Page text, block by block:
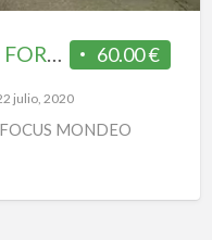
60.00 €
MOTOR DE ARRANQUE FORD FOCUS MONDEO TDDI Y TDCI 1.8
julio, 2020
MONDEO